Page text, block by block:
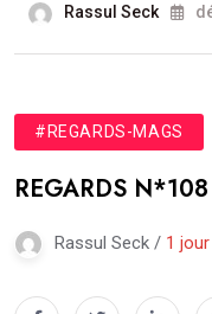
Rassul Seck
#REGARDS-MAGS
REGARDS
Rassul Seck / 1 jour